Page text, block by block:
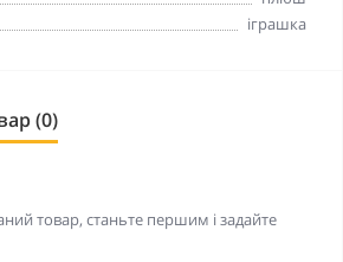
іграшка
(0)
товар, станьте першим і задайте